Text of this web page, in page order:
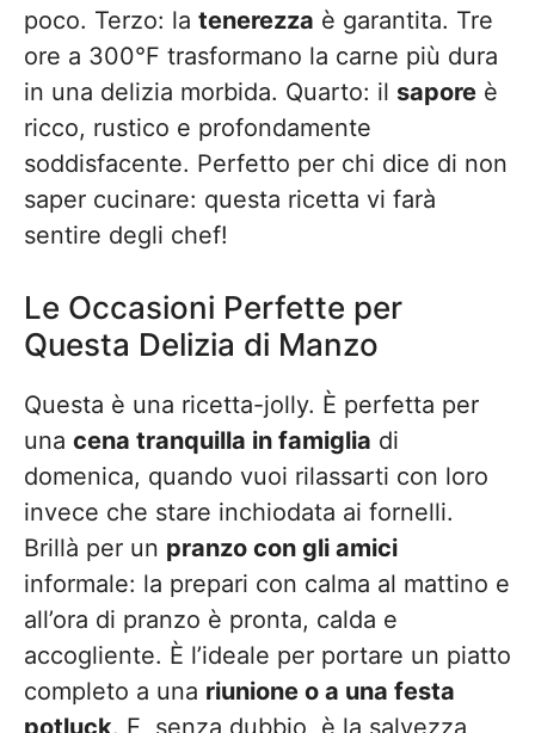
poco. Terzo: la tenerezza è garantita. Tre
ore a 300°F trasformano la carne più dura
in una delizia morbida. Quarto: il sapore è
ricco, rustico e profondamente
soddisfacente. Perfetto per chi dice di non
saper cucinare: questa ricetta vi farà
sentire degli chef!
Le Occasioni Perfette per
Questa Delizia di Manzo
Questa è una ricetta-jolly. È perfetta per
una cena tranquilla in famiglia di
domenica, quando vuoi rilassarti con loro
invece che stare inchiodata ai fornelli.
Brillà per un pranzo con gli amici
informale: la prepari con calma al mattino e
all’ora di pranzo è pronta, calda e
accogliente. È l’ideale per portare un piatto
completo a una riunione o a una festa
potluck. E, senza dubbio, è la salvezza